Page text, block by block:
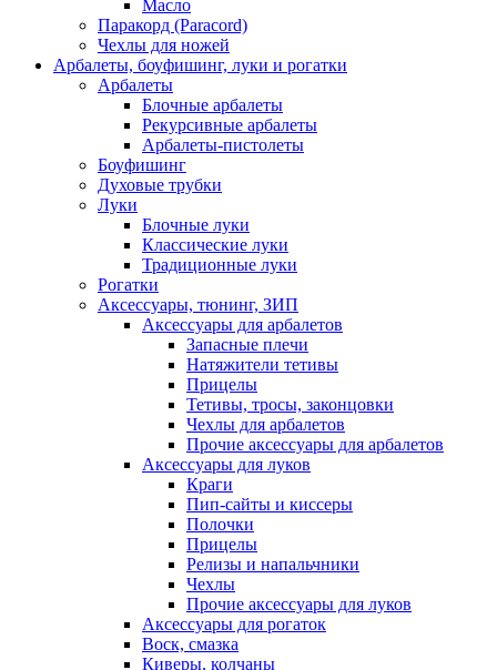
Масло
Паракорд (Paracord)
Чехлы для ножей
Арбалеты, боуфишинг, луки и рогатки
Арбалеты
Блочные арбалеты
Рекурсивные арбалеты
Арбалеты-пистолеты
Боуфишинг
Духовые трубки
Луки
Блочные луки
Классические луки
Традиционные луки
Рогатки
Аксессуары, тюнинг, ЗИП
Аксессуары для арбалетов
Запасные плечи
Натяжители тетивы
Прицелы
Тетивы, тросы, законцовки
Чехлы для арбалетов
Прочие аксессуары для арбалетов
Аксессуары для луков
Краги
Пип-сайты и киссеры
Полочки
Прицелы
Релизы и напальчники
Чехлы
Прочие аксессуары для луков
Аксессуары для рогаток
Воск, смазка
Киверы, колчаны